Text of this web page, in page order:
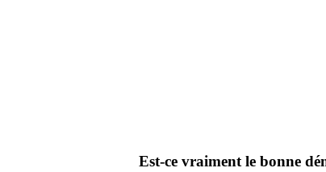
Est-ce vraiment le bonne